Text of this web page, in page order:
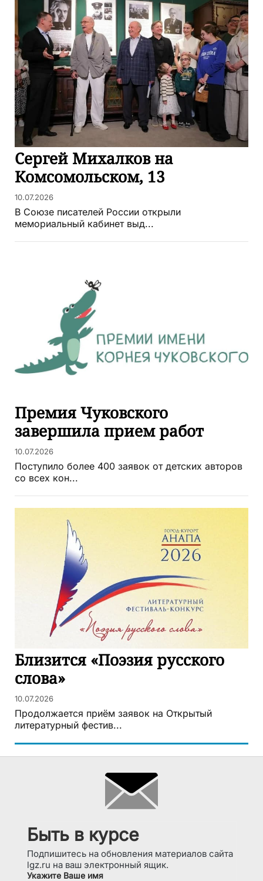
Сергей Михалков на
Комсомольском, 13
10.07.2026
В Союзе писателей России открыли
мемориальный кабинет выд...
Премия Чуковского
завершила прием работ
10.07.2026
Поступило более 400 заявок от детских авторов
со всех кон...
Близится «Поэзия русского
слова»
10.07.2026
Продолжается приём заявок на Открытый
литературный фестив...
Быть в курсе
Подпишитесь на обновления материалов сайта
lgz.ru на ваш электронный ящик.
Укажите Ваше имя